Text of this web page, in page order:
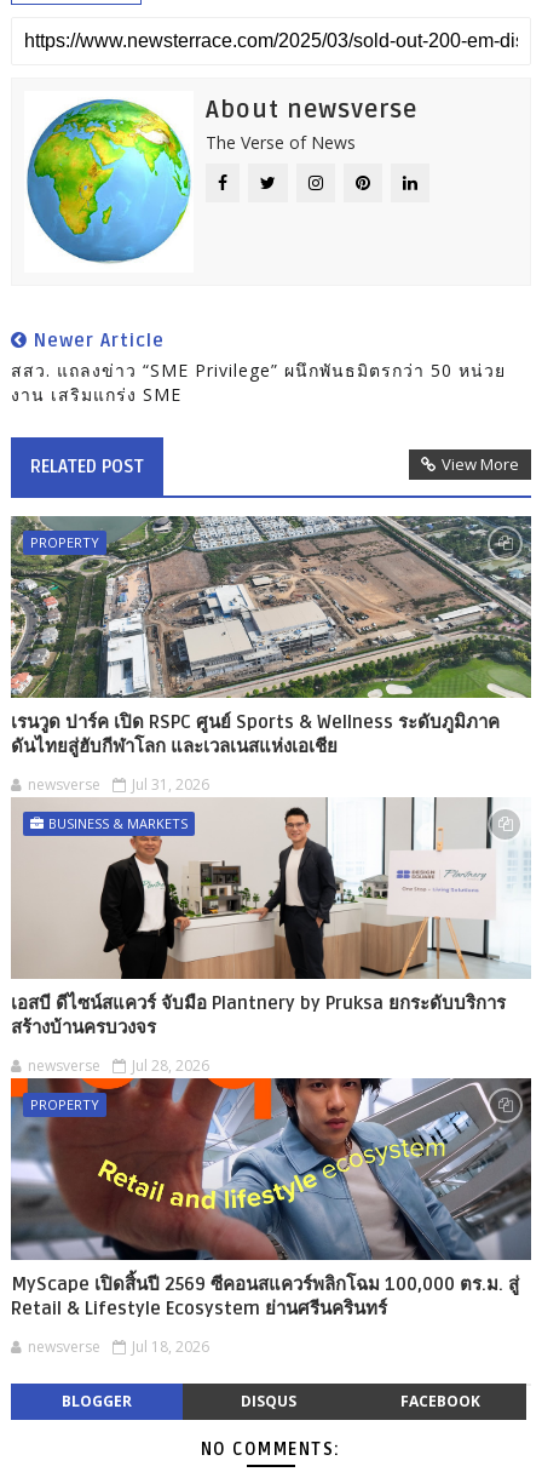
About newsverse
The Verse of News
Newer Article
สสว. แถลงข่าว “SME Privilege” ผนึกพันธมิตรกว่า 50 หน่วย
งาน เสริมแกร่ง SME
RELATED POST View More
PROPERTY
เรนวูด ปาร์ค เปิด RSPC ศูนย์ Sports & Wellness ระดับภูมิภาค
ดันไทยสู่ฮับกีฬาโลก และเวลเนสแห่งเอเชีย
newsverse Jul 31, 2026
BUSINESS & MARKETS
เอสบี ดีไซน์สแควร์ จับมือ Plantnery by Pruksa ยกระดับบริการ
สร้างบ้านครบวงจร
newsverse Jul 28, 2026
PROPERTY
MyScape เปิดสิ้นปี 2569 ซีคอนสแควร์พลิกโฉม 100,000 ตร.ม. สู่
Retail & Lifestyle Ecosystem ย่านศรีนครินทร์
newsverse Jul 18, 2026
BLOGGER DISQUS FACEBOOK
NO COMMENTS: